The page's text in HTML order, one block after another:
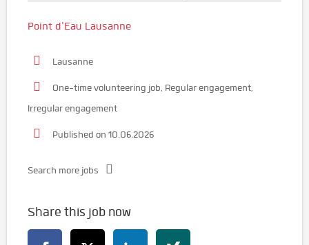
Point d'Eau Lausanne
Lausanne
One-time volunteering job, Regular engagement,
Irregular engagement
Published on 10.06.2026
Search more jobs
Share this job now